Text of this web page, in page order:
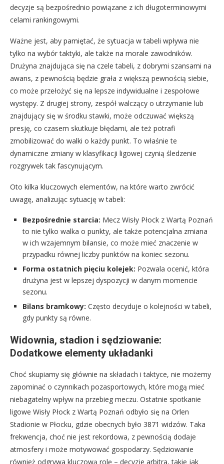
decyzje są bezpośrednio powiązane z ich długoterminowymi
celami rankingowymi.
Ważne jest, aby pamiętać, że sytuacja w tabeli wpływa nie
tylko na wybór taktyki, ale także na morale zawodników.
Drużyna znajdująca się na czele tabeli, z dobrymi szansami na
awans, z pewnością będzie grała z większą pewnością siebie,
co może przełożyć się na lepsze indywidualne i zespołowe
występy. Z drugiej strony, zespół walczący o utrzymanie lub
znajdujący się w środku stawki, może odczuwać większą
presję, co czasem skutkuje błędami, ale też potrafi
zmobilizować do walki o każdy punkt. To właśnie te
dynamiczne zmiany w klasyfikacji ligowej czynią śledzenie
rozgrywek tak fascynującym.
Oto kilka kluczowych elementów, na które warto zwrócić
uwagę, analizując sytuację w tabeli:
Bezpośrednie starcia: Mecz Wisły Płock z Wartą Poznań
to nie tylko walka o punkty, ale także potencjalna zmiana
w ich wzajemnym bilansie, co może mieć znaczenie w
przypadku równej liczby punktów na koniec sezonu.
Forma ostatnich pięciu kolejek: Pozwala ocenić, która
drużyna jest w lepszej dyspozycji w danym momencie
sezonu.
Bilans bramkowy: Często decyduje o kolejności w tabeli,
gdy punkty są równe.
Widownia, stadion i sędziowanie:
Dodatkowe elementy układanki
Choć skupiamy się głównie na składach i taktyce, nie możemy
zapominać o czynnikach pozasportowych, które mogą mieć
niebagatelny wpływ na przebieg meczu. Ostatnie spotkanie
ligowe Wisły Płock z Wartą Poznań odbyło się na Orlen
Stadionie w Płocku, gdzie obecnych było 3871 widzów. Taka
frekwencja, choć nie jest rekordowa, z pewnością dodaje
atmosfery i może motywować gospodarzy. Sędziowanie
również odgrywa kluczową rolę – decyzje arbitra, takie jak